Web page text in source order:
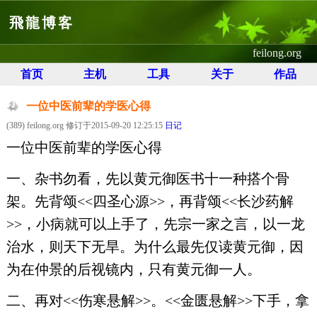
飛龍博客
feilong.org
首页
主机 工具 关于 作品
一位中医前辈的学医心得
(389) feilong.org 修订于2015-09-20 12:25:15 日记
一位中医前辈的学医心得
一、杂书勿看，先以黄元御医书十一种搭个骨
架。先背颂<<四圣心源>>，再背颂<<长沙药解
>>，小病就可以上手了，先宗一家之言，以一龙
治水，则天下无旱。为什么最先仅读黄元御，因
为在仲景的后视镜内，只有黄元御一人。
二、再对<<伤寒悬解>>。<<金匮悬解>>下手，拿